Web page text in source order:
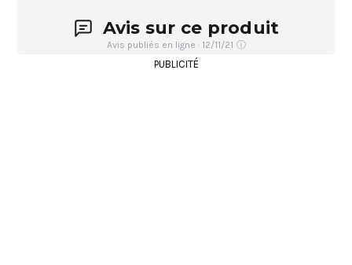
Avis sur ce produit
Avis publiés en ligne · 12/11/21 ⓘ
PUBLICITÉ